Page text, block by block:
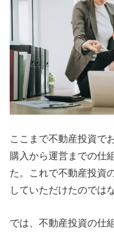
ここまで不動産投資で
購入から運営までの仕
た。これで不動産投資
していただけたのでは
では、不動産投資の仕